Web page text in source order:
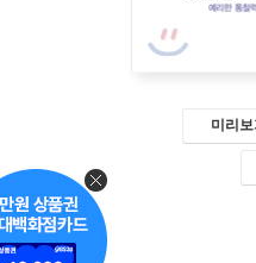
미리보